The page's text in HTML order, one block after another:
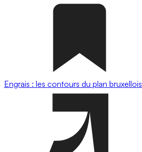
Engrais : les contours du plan bruxellois